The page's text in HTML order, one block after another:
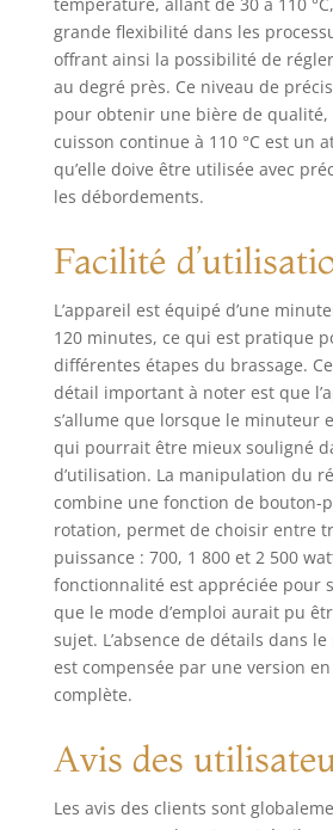
utiliser
–
en
grande flexibilité dans les
offrant ainsi la possibilité de
au degré près. Ce niveau de
pour obtenir une bière de qualité,
cuisson continue à 110 °C est un
qu’elle doive être utilisée avec
les débordements.
Facilité
L’appareil est équipé d’une
120 minutes, ce qui est pratique
différentes étapes du brassage.
détail important à noter est que
s’allume que lorsque le minuteur
qui pourrait être mieux souligné
d’utilisation. La manipulation du
combine une fonction de bouton-
rotation, permet de choisir entre
puissance : 700, 1 800 et 2 500
fonctionnalité est appréciée pour
que le mode d’emploi aurait pu
sujet. L’absence de détails dans
est compensée par une version
complète.
Avis des
Les avis des clients sont